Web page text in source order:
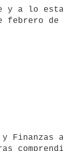
febrero de